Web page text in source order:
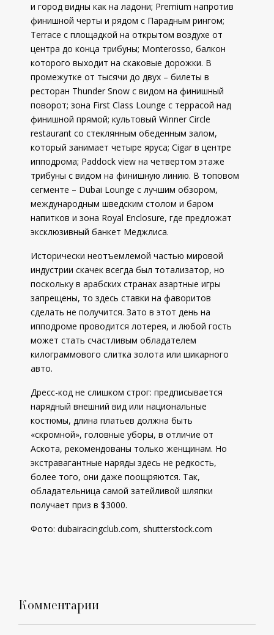
и город видны как на ладони; Premium напротив
финишной черты и рядом с Парадным рингом;
Terrace с площадкой на открытом воздухе от
центра до конца трибуны; Monterosso, балкон
которого выходит на скаковые дорожки. В
промежутке от тысячи до двух – билеты в
ресторан Thunder Snow с видом на финишный
поворот; зона First Class Lounge с террасой над
финишной прямой; культовый Winner Circle
restaurant со стеклянным обеденным залом,
который занимает четыре яруса; Cigar в центре
ипподрома; Paddock view на четвертом этаже
трибуны с видом на финишную линию. В топовом
сегменте – Dubai Lounge с лучшим обзором,
международным шведским столом и баром
напитков и зона Royal Enclosure, где предложат
эксклюзивный банкет Меджлиса.
Исторически неотъемлемой частью мировой
индустрии скачек всегда был тотализатор, но
поскольку в арабских странах азартные игры
запрещены, то здесь ставки на фаворитов
сделать не получится. Зато в этот день на
ипподроме проводится лотерея, и любой гость
может стать счастливым обладателем
килограммового слитка золота или шикарного
авто.
Дресс-код не слишком строг: предписывается
нарядный внешний вид или национальные
костюмы, длина платьев должна быть
«скромной», головные уборы, в отличие от
Аскота, рекомендованы только женщинам. Но
экстравагантные наряды здесь не редкость,
более того, они даже поощряются. Так,
обладательница самой затейливой шляпки
получает приз в $3000.
Фото: dubairacingclub.com, shutterstock.com
Комментарии